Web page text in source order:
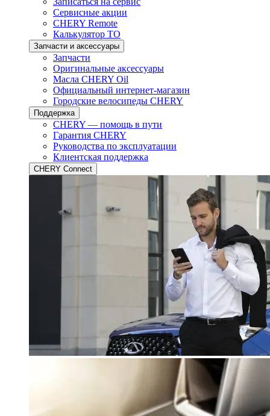
Сервисные акции
CHERY Remote
Калькулятор ТО
Запчасти и аксессуары
Запчасти
Оригинальные аксессуары
Масла CHERY Oil
Официальный интернет-магазин
Городские велосипеды CHERY
Поддержка
CHERY — помощь в пути
Гарантия CHERY
Руководства по эксплуатации
Клиентская поддержка
CHERY Connect